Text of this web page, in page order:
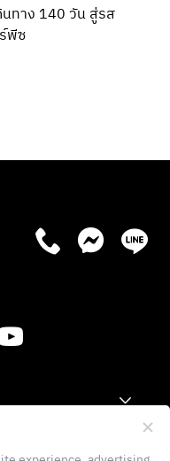
ทาง 140 วัน สู่รส
พีซ